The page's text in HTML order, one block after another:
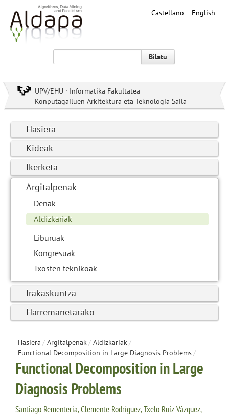
Castellano English
Bilatu
UPV/EHU · Informatika Fakultatea
Konputagailuen Arkitektura eta Teknologia Saila
Hasiera
Kideak
Ikerketa
Argitalpenak
Denak
Aldizkariak
Liburuak
Kongresuak
Txosten teknikoak
Irakaskuntza
Harremanetarako
Hasiera / Argitalpenak/ Aldizkariak/
Functional Decomposition in Large Diagnosis Problems/
Functional Decomposition in Large
Diagnosis Problems
Santiago Rementeria, Clemente Rodríguez, Txelo Ruíz-Vázquez,